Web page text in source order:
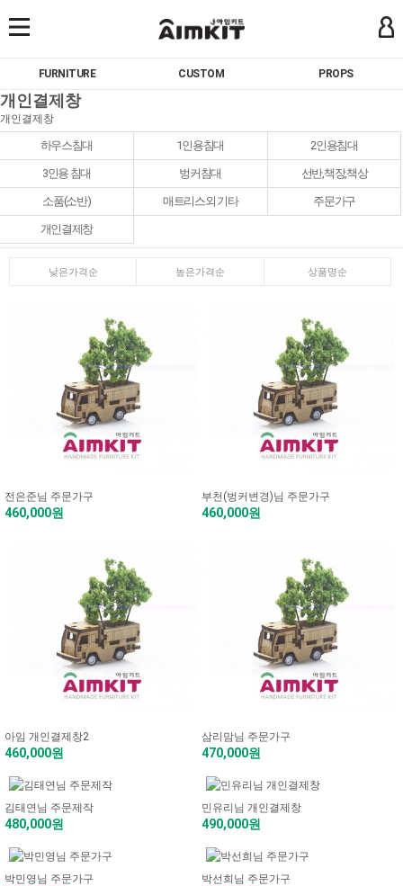
FURNITURE CUSTOM PROPS
개인결제창
개인결제창
하우스침대 1인용침대 2인용침대
3인용 침대 벙커침대 선반,책장,책상
소품(소반) 매트리스외 기타 주문가구
개인결제창
낮은가격순 높은가격순 상품명순
전은준님 주문가구
460,000원
부천(벙커변경)님 주문가구
460,000원
아임 개인결제창2
460,000원
삼리맘님 주문가구
470,000원
김태연님 주문제작
480,000원
민유리님 개인결제창
490,000원
박민영님 주문가구 박선희님 주문가구